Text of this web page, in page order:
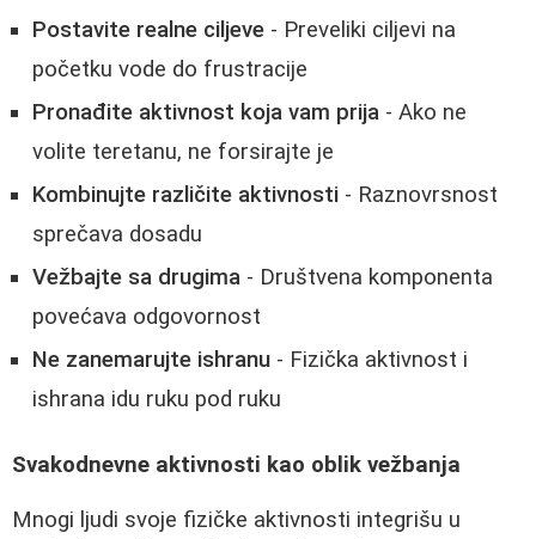
Postavite realne ciljeve - Preveliki ciljevi na
početku vode do frustracije
Pronađite aktivnost koja vam prija - Ako ne
volite teretanu, ne forsirajte je
Kombinujte različite aktivnosti - Raznovrsnost
sprečava dosadu
Vežbajte sa drugima - Društvena komponenta
povećava odgovornost
Ne zanemarujte ishranu - Fizička aktivnost i
ishrana idu ruku pod ruku
Svakodnevne aktivnosti kao oblik vežbanja
Mnogi ljudi svoje fizičke aktivnosti integrišu u